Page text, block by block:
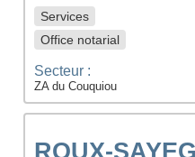
Services
Office notarial
Secteur :
ZA du Couquiou
ROUX-